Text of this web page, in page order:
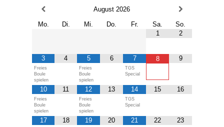
August 2026
Mo.
Di. Mi. Do. Fr. Sa.
So.
1
2
3
Freies
Boule
spielen
4 5
Freies
Boule
spielen
6 7
TGS
Special
8 9
10
Freies
Boule
spielen
11 12
Freies
Boule
spielen
13 14
TGS
Special
15 16
17 18 19 20 21 22 23